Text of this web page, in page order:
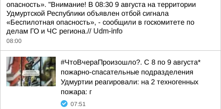
опасность». "Внимание! В 08:30 9 августа на территории
Удмуртской Республики объявлен отбой сигнала
«Беспилотная опасность», - сообщили в госкомитете по
делам ГО и ЧС региона.// Udm-info
08:00
#ЧтоВчераПроизошло?. С 8 по 9 августа*
пожарно-спасательные подразделения
Удмуртии реагировали: на 2 техногенных
пожара: г
07:51